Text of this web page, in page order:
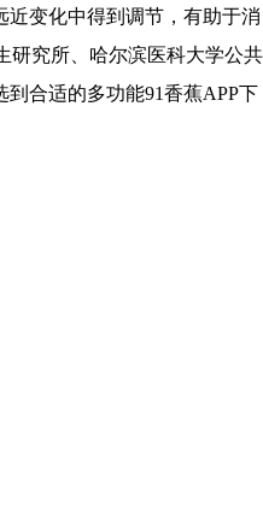
变化中得到调节，有助于消
究所、哈尔滨医科大学公共
到合适的多功能91香蕉APP下